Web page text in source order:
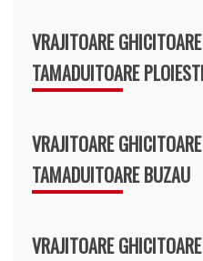
VRAJITOARE
TAMADUITOARE PLOIESTI
VRAJITOARE
TAMADUITOARE BUZAU
VRAJITOARE